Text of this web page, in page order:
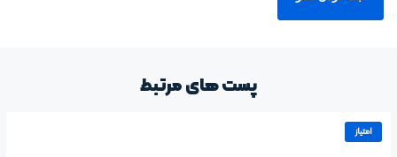
پست های مرتبط
امتیاز